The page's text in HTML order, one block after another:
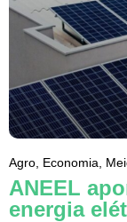
Agro Economia
ANEEL
energia